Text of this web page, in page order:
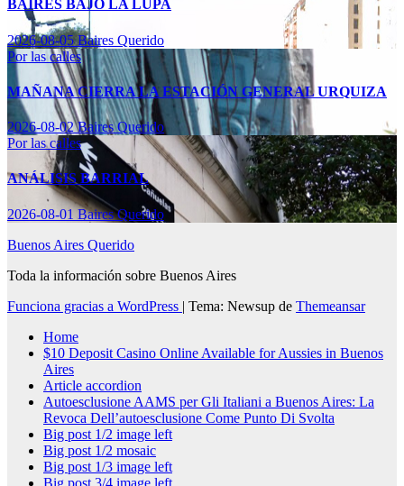
BAIRES BAJO LA LUPA
2026-08-05Baires Querido
Por las calles
MAÑANA CIERRA LA ESTACIÓN GENERAL URQUIZA
2026-08-02Baires Querido
Por las calles
ANÁLISIS BARRIAL
2026-08-01Baires Querido
Buenos Aires Querido
Toda la información sobre Buenos Aires
Funciona gracias a WordPress | Tema: Newsup de Themeansar
Home
$10 Deposit Casino Online Available for Aussies in Buenos
Aires
Article accordion
Autoesclusione AAMS per Gli Italiani a Buenos Aires: La
Revoca Dell’autoesclusione Come Punto Di Svolta
Big post 1/2 image left
Big post 1/2 mosaic
Big post 1/3 image left
Big post 3/4 image left